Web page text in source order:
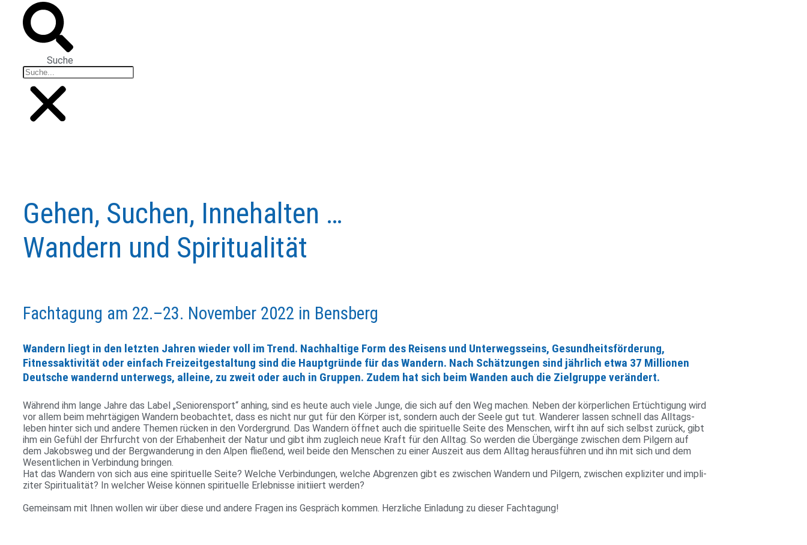
Suche
Gehen, Suchen, Innehalten …
Wandern und Spiritualität
Fachtagung am 22.–23. November 2022 in Bensberg
Wandern liegt in den letzten Jahren wieder voll im Trend. Nachhaltige Form des Reisens und Unterwegsseins, Gesundheitsförderung,
Fitnessaktivität oder einfach Freizeitgestaltung sind die Hauptgründe für das Wandern. Nach Schätzungen sind jährlich etwa 37 Millionen
Deutsche wandernd unterwegs, alleine, zu zweit oder auch in Gruppen. Zudem hat sich beim Wanden auch die Zielgruppe verändert.
Wäh­rend ihm lange Jahre das Label „Senio­ren­sport“ anhing, sind es heute auch viele Junge, die sich auf den Weg machen. Neben der kör­per­li­chen Ertüch­ti­gung wird
vor allem beim mehr­tä­gigen Wan­dern beob­achtet, dass es nicht nur gut für den Körper ist, son­dern auch der Seele gut tut. Wan­derer lassen schnell das All­tags­
leben hinter sich und andere Themen rücken in den Vor­der­grund. Das Wan­dern öffnet auch die spi­ri­tu­elle Seite des Men­schen, wirft ihn auf sich selbst zurück, gibt
ihm ein Gefühl der Ehr­furcht von der Erha­ben­heit der Natur und gibt ihm zugleich neue Kraft für den Alltag. So werden die Über­gänge zwi­schen dem Pil­gern auf
dem Jakobsweg und der Berg­wan­de­rung in den Alpen flie­ßend, weil beide den Men­schen zu einer Aus­zeit aus dem Alltag her­aus­führen und ihn mit sich und dem
Wesent­li­chen in Ver­bin­dung bringen.
Hat das Wan­dern von sich aus eine spi­ri­tu­elle Seite? Welche Ver­bin­dungen, welche Abgrenzen gibt es zwi­schen Wan­dern und Pil­gern, zwi­schen expli­ziter und impli­
ziter Spi­ri­tua­lität? In wel­cher Weise können spi­ri­tu­elle Erleb­nisse initi­iert werden?
Gemeinsam mit Ihnen wollen wir über diese und andere Fragen ins Gespräch kommen. Herz­liche Ein­la­dung zu dieser Fachtagung!